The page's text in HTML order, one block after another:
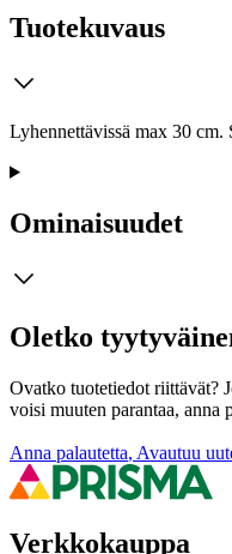
Tuotekuvaus
Lyhennettävissä max 30
Ominaisuudet
Oletko
Ovatko tuotetiedot riittävät?
voisi muuten parantaa, anna
Anna palautetta, Avautuu
Verkkokauppa